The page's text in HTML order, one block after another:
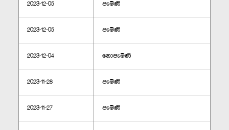
2023-12-05 පැමිණි
2023-12-05 පැමිණි
2023-12-04 නොපැමිණි
2023-11-28 පැමිණි
2023-11-27 පැමිණි